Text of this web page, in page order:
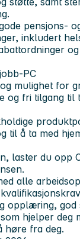
pensjons-
inkludert
PC
mulighet for
og fri tilgang til
til å ta med
laster du opp
alle
opplæring, god
hjelper deg
høre fra deg.